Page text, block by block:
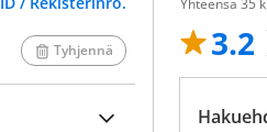
Tyhjennä
Yhteensä 35
3.2